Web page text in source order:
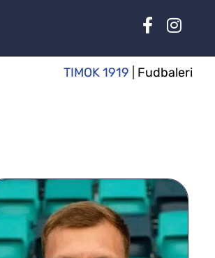
TIMOK 1919 Fudbaleri